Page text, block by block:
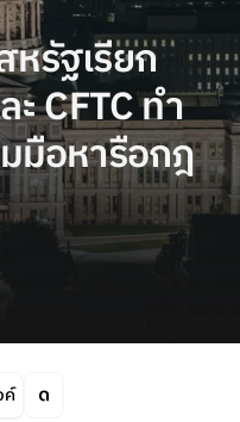
รัฐเรียก
ะ CFTC ทำ
มือหารือกฎ
ค์